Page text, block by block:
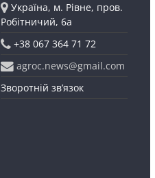
Україна, м. Рівне, пров.
Робітничий, 6а
+38 067 364 71 72
agroc.news@gmail.com
Зворотній зв’язок